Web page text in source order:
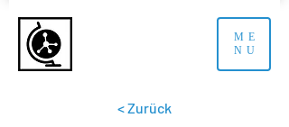
ME
NU
< Zurück